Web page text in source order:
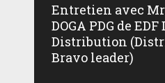
Entretien avec
DOGA PDG de
Distribution
Bravo leader)